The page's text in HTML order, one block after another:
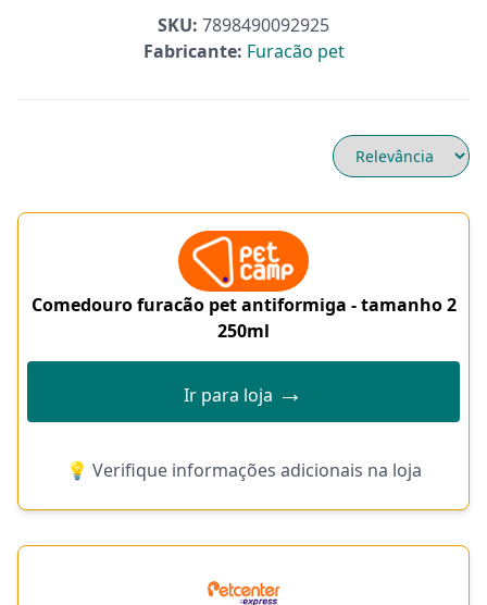
SKU: 7898490092925
Fabricante: Furacão pet
Comedouro furacão pet antiformiga - tamanho 2
250ml
Ir para loja →
💡 Verifique informações adicionais na loja